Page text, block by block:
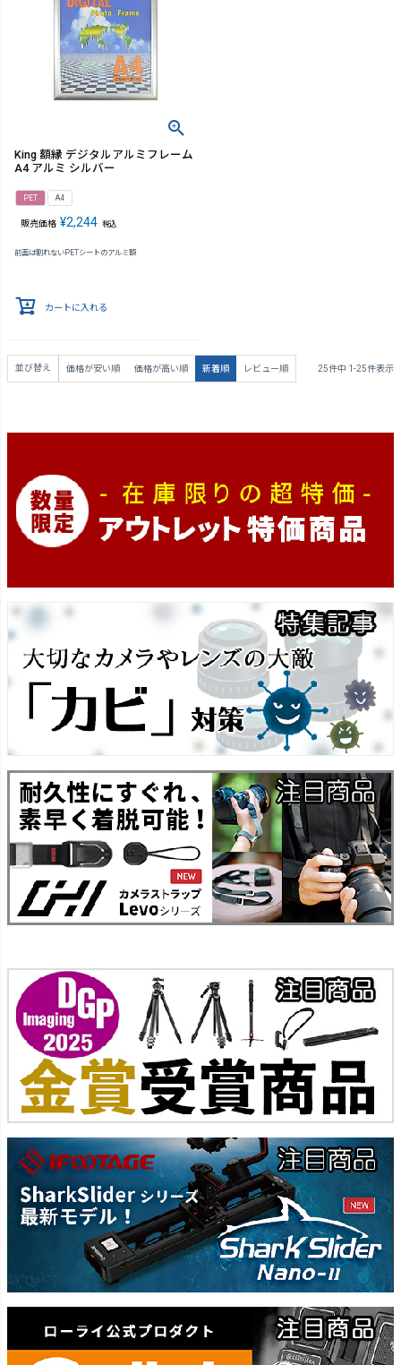
King 額縁 デジタルアルミフレーム
A4 アルミ シルバー
PET A4
販売価格 ¥2,244 税込
前面は割れないPETシートのアルミ額
カートに入れる
並び替え 価格が安い順 価格が高い順 新着順 レビュー順 25件中 1 -25件表示